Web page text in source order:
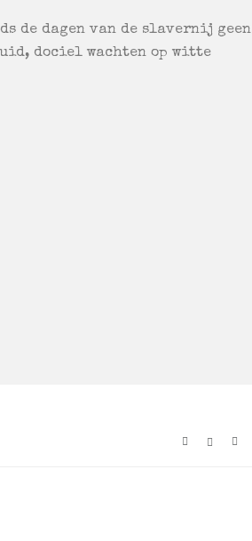
de dagen van de slavernij geen
dociel wachten op witte